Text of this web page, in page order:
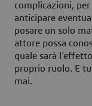
complicazioni,
anticipare
posare un solo
attore possa
quale sarà
proprio ruolo. E
mai.